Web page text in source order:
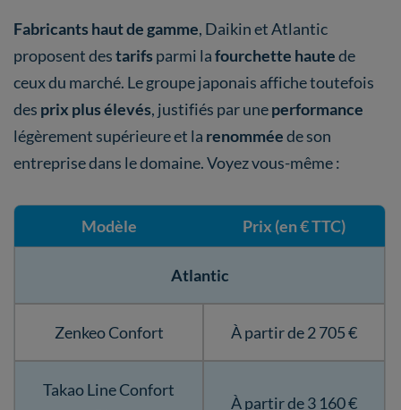
Fabricants haut de gamme, Daikin et Atlantic
proposent destarifs parmi lafourchette hautede
ceux du marché. Le groupe japonais affiche toutefois
des prix plus élevés, justifiés par uneperformance
légèrement supérieure et la renomméede son
entreprise dans le domaine. Voyez vous-même :
Modèle Prix (en € TTC)
Atlantic
Zenkeo Confort À partir de 2 705 €
Takao Line Confort
À partir de 3 160 €